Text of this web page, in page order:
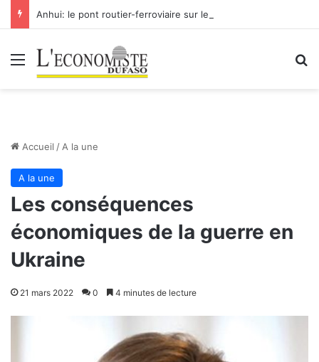
Menu
Accueil / A la une
A la une
Les conséquences
économiques de la guerre en
Ukraine
21 mars 2022 0 4 minutes de lecture